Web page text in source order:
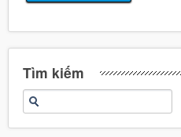
Tìm kiếm